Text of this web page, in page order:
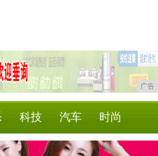
广告
科技 汽车 时尚
消费 购物